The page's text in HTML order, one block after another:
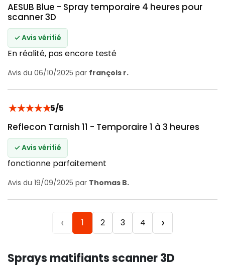
AESUB Blue - Spray temporaire 4 heures pour
scanner 3D
✓ Avis vérifié
En réalité, pas encore testé
Avis du 06/10/2025 par françois r.
★★★★★5/5
Reflecon Tarnish 11 - Temporaire 1 à 3 heures
✓ Avis vérifié
fonctionne parfaitement
Avis du 19/09/2025 par Thomas B.
‹ 1 2 3 4 ›
Sprays matifiants scanner 3D